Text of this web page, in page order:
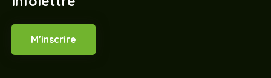
M’inscrire